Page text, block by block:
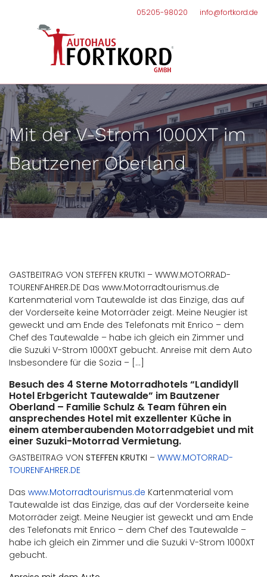
05205-98020 info@fortkord.de
Mit der V-Strom 1000XT im
Bautzener Oberland
GASTBEITRAG VON STEFFEN KRUTKI – WWW.MOTORRAD-
TOURENFAHRER.DE Das www.Motorradtourismus.de
Kartenmaterial vom Tautewalde ist das Einzige, das auf
der Vorderseite keine Motorräder zeigt. Meine Neugier ist
geweckt und am Ende des Telefonats mit Enrico – dem
Chef des Tautewalde – habe ich gleich ein Zimmer und
die Suzuki V-Strom 1000XT gebucht. Anreise mit dem Auto
Insbesondere für die Sozia – […]
Besuch des 4 Sterne Motorradhotels “Landidyll
Hotel Erbgericht Tautewalde” im Bautzener
Oberland – Familie Schulz & Team führen ein
ansprechendes Hotel mit exzellenter Küche in
einem atemberaubenden Motorradgebiet und mit
einer Suzuki-Motorrad Vermietung.
GASTBEITRAG VON STEFFEN KRUTKI – WWW.MOTORRAD-
TOURENFAHRER.DE
Das www.Motorradtourismus.de Kartenmaterial vom
Tautewalde ist das Einzige, das auf der Vorderseite keine
Motorräder zeigt. Meine Neugier ist geweckt und am Ende
des Telefonats mit Enrico – dem Chef des Tautewalde –
habe ich gleich ein Zimmer und die Suzuki V-Strom 1000XT
gebucht.